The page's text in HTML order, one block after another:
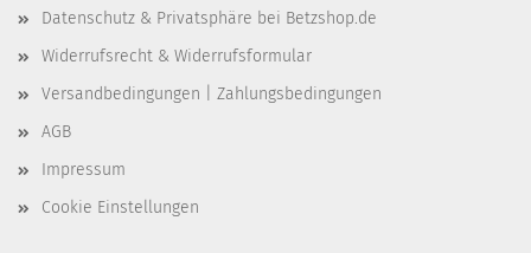
Datenschutz & Privatsphäre bei Betzshop.de
Widerrufsrecht & Widerrufsformular
Versandbedingungen | Zahlungsbedingungen
AGB
Impressum
Cookie Einstellungen